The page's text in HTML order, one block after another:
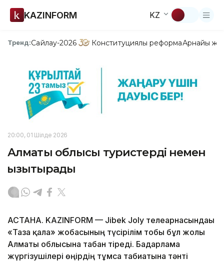
KAZINFORM KZ
Тренд:Сайлау-2026 Конституциялық реформаАрнайы
20:00, 01 Шілде 2026
Алматы облысы туристерді немен
қызықтырады
АСТАНА. KAZINFORM — Jibek Joly телеарнасындағы
«Таза қала» жобасының түсірілім тобы бұл жолы
Алматы облысына табан тіреді. Бағдарлама
жүргізушілері өңірдің тұмса табиғатына тәнті